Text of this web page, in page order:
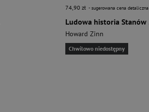
74,90 zł - sugerowana cena detaliczna
Howard Zinn
Chwilowo niedostępny